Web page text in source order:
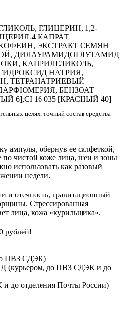
ГЛИЦЕРИН, 1,2-
4 КАПРАТ,
ЭКСТРАКТ СЕМЯН
ДИЛАУРАМИДОГЛУТАМИД
КАПРИЛГЛИКОЛЬ,
НАТРИЯ,
ТЕТРАНАТРИЕВЫЙ
БЕНЗОАТ
6],CI 16 035 [КРАСНЫЙ 40]
целях, точный состав средства
ампулы, обернув ее салфеткой,
по чистой коже лица, шеи и зоны
использовать как разовый
недели.
и отечность, гравитационный
Стрессированная
лица, кожа «курильщика».
рублей!
ПВЗ СДЭК)
(курьером, до ПВЗ СДЭК и до
до отделения Почты России)